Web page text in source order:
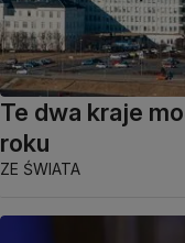
Te dwa kraje
roku
ZE ŚWIATA